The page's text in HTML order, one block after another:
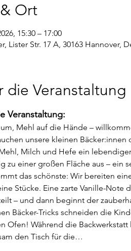
Ort
15:30 – 17:00
Lister Str. 17 A, 30163 Hannover,
die Veranstaltung
Veranstaltung:
um, Mehl auf die Hände –
unsere kleinen
Milch und Hefe ein
zu einer großen Fläche aus – ein
das schönste: Wir bereiten
Stücke. Eine zarte Vanille-
– und dann beginnt der
Bäcker-Tricks schneiden die
Ofen! Während die
den Tisch für die…